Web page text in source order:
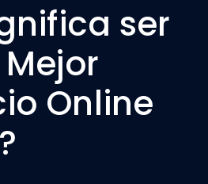
ser
Online